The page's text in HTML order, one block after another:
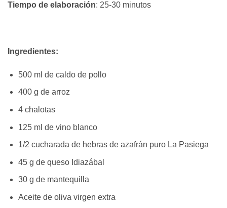
Tiempo de elaboración: 25-30 minutos
Ingredientes:
500 ml de caldo de pollo
400 g de arroz
4 chalotas
125 ml de vino blanco
1/2 cucharada de hebras de azafrán puro La Pasiega
45 g de queso Idiazábal
30 g de mantequilla
Aceite de oliva virgen extra